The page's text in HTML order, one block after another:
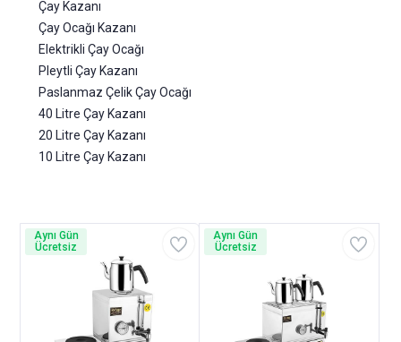
Çay Kazanı
Çay Ocağı Kazanı
Elektrikli Çay Ocağı
Pleytli Çay Kazanı
Paslanmaz Çelik Çay Ocağı
40 Litre Çay Kazanı
20 Litre Çay Kazanı
10 Litre Çay Kazanı
Aynı Gün
Ücretsiz
Aynı Gün
Ücretsiz